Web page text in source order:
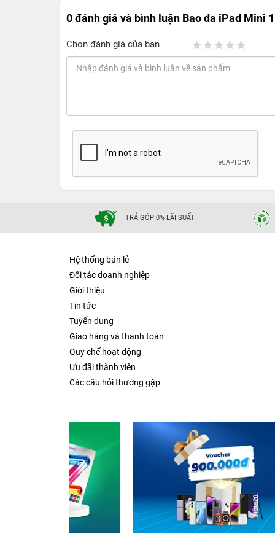
0 đánh giá và bình luận Bao da iPad Mini
Chọn đánh giá của bạn
TRẢ GÓP 0% LÃI SUẤT
Hệ thống bán lẻ
Đối tác doanh nghiệp
Giới thiệu
Tin tức
Tuyển dụng
Giao hàng và thanh toán
Quy chế hoạt động
Ưu đãi thành viên
Các câu hỏi thường gặp